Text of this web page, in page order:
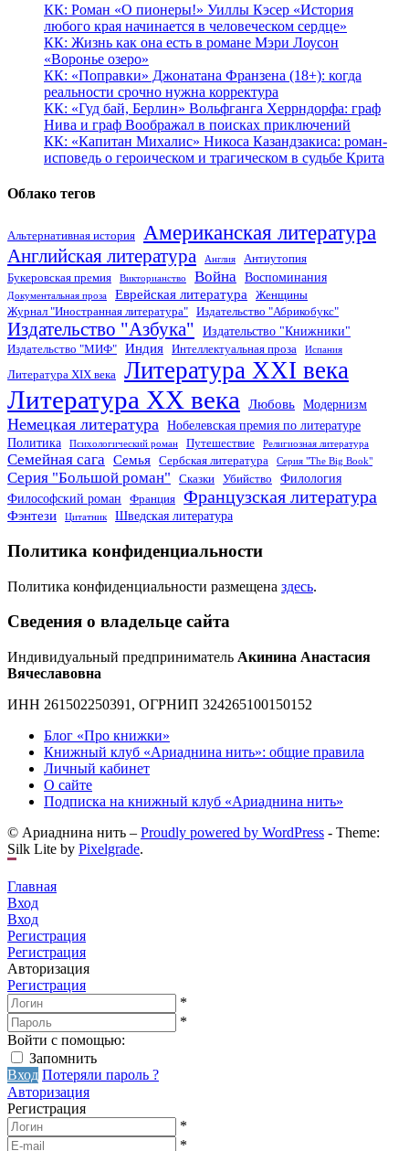
КК: Роман «О пионеры!» Уиллы Кэсер «История
любого края начинается в человеческом сердце»
КК: Жизнь как она есть в романе Мэри Лоусон
«Воронье озеро»
КК: «Поправки» Джонатана Франзена (18+): когда
реальности срочно нужна корректура
КК: «Гуд бай, Берлин» Вольфганга Херрндорфа: граф
Нива и граф Воображал в поисках приключений
КК: «Капитан Михалис» Никоса Казандзакиса: роман-
исповедь о героическом и трагическом в судьбе Крита
Облако тегов
Альтернативная история Американская литература
Английская литература Англия
Антиутопия
Букеровская премия
Викторианство Война Воспоминания
Документальная проза Еврейская литература
Женщины
Журнал "Иностранная литература"
Издательство "Абрикобукс"
Издательство "Азбука" Издательство "Книжники"
Издательство "МИФ" Индия Интеллектуальная проза Испания
Литература XIX века Литература XXI века
Литература XX века Любовь Модернизм
Немецкая литература Нобелевская премия по литературе
Политика
Психологический роман Путешествие Религиозная литература
Семейная сага Семья Сербская литература Серия "The Big Book"
Серия "Большой роман" Сказки Убийство
Филология
Философский роман
Франция Французская литература
Фэнтези Цитатник Шведская литература
Политика конфиденциальности
Политика конфиденциальности размещена здесь.
Сведения о владельце сайта
Индивидуальный предприниматель Акинина Анастасия
Вячеславовна
ИНН 261502250391, ОГРНИП 324265100150152
Блог «Про книжки»
Книжный клуб «Ариаднина нить»: общие правила
Личный кабинет
О сайте
Подписка на книжный клуб «Ариаднина нить»
© Ариаднина нить – Proudly powered by WordPress - Theme:
Silk Lite by Pixelgrade.
Главная
Вход
Вход
Регистрация
Регистрация
Авторизация
Регистрация
*
*
Войти с помощью:
Запомнить
Вход Потеряли пароль ?
Авторизация
Регистрация
*
*